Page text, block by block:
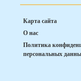
Карта сайта
О нас
Политика
персональных